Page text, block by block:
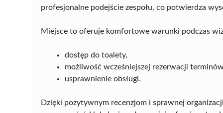
profesjonalne podejście zespołu, co potwierdza
Miejsce to oferuje komfortowe warunki podczas
dostęp do toalety,
możliwość wcześniejszej rezerwacji
usprawnienie obsługi.
Dzięki pozytywnym recenzjom i sprawnej